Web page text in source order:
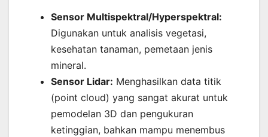
Sensor Multispektral/Hyperspektral:
Digunakan untuk analisis vegetasi,
kesehatan tanaman, pemetaan jenis
mineral.
Sensor Lidar: Menghasilkan data titik
(point cloud) yang sangat akurat untuk
pemodelan 3D dan pengukuran
ketinggian, bahkan mampu menembus